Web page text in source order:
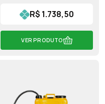
R$ 1.738,50
VER PRODUTO